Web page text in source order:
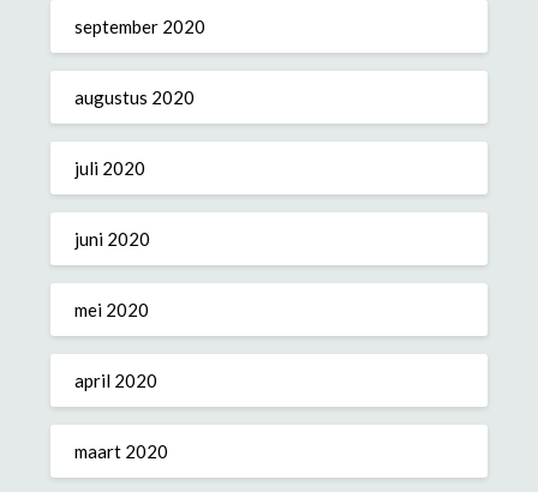
september 2020
augustus 2020
juli 2020
juni 2020
mei 2020
april 2020
maart 2020